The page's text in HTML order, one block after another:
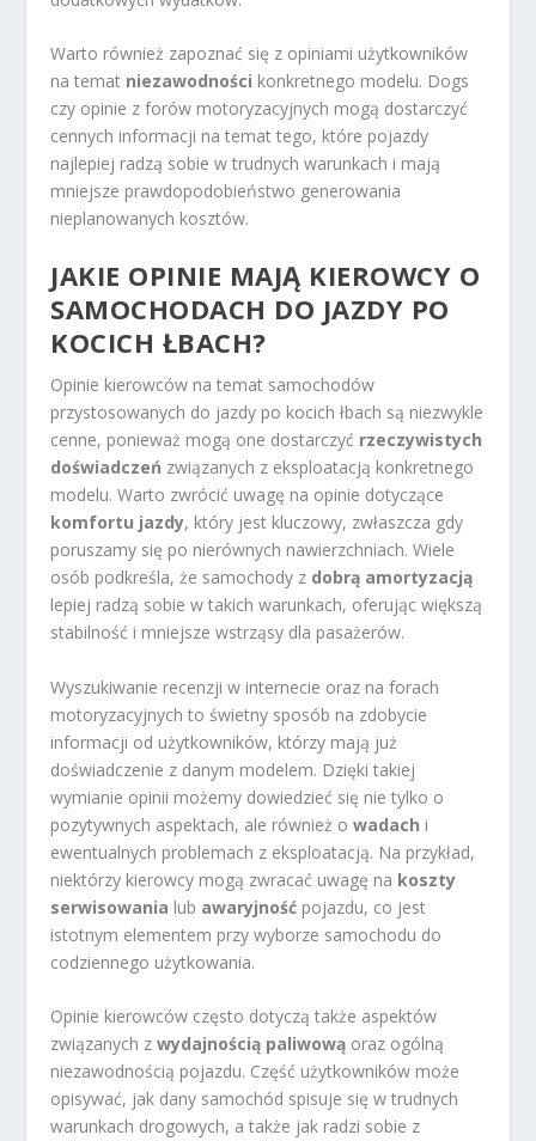
Warto również zapoznać się z opiniami użytkowników
na temat niezawodności konkretnego modelu. Dogs
czy opinie z forów motoryzacyjnych mogą dostarczyć
cennych informacji na temat tego, które pojazdy
najlepiej radzą sobie w trudnych warunkach i mają
mniejsze prawdopodobieństwo generowania
nieplanowanych kosztów.
JAKIE OPINIE MAJĄ KIEROWCY O
SAMOCHODACH DO JAZDY PO
KOCICH ŁBACH?
Opinie kierowców na temat samochodów
przystosowanych do jazdy po kocich łbach są niezwykle
cenne, ponieważ mogą one dostarczyć rzeczywistych
doświadczeń związanych z eksploatacją konkretnego
modelu. Warto zwrócić uwagę na opinie dotyczące
komfortu jazdy, który jest kluczowy, zwłaszcza gdy
poruszamy się po nierównych nawierzchniach. Wiele
osób podkreśla, że samochody z dobrą amortyzacją
lepiej radzą sobie w takich warunkach, oferując większą
stabilność i mniejsze wstrząsy dla pasażerów.
Wyszukiwanie recenzji w internecie oraz na forach
motoryzacyjnych to świetny sposób na zdobycie
informacji od użytkowników, którzy mają już
doświadczenie z danym modelem. Dzięki takiej
wymianie opinii możemy dowiedzieć się nie tylko o
pozytywnych aspektach, ale również owadach i
ewentualnych problemach z eksploatacją. Na przykład,
niektórzy kierowcy mogą zwracać uwagę na koszty
serwisowania lub awaryjność pojazdu, co jest
istotnym elementem przy wyborze samochodu do
codziennego użytkowania.
Opinie kierowców często dotyczą także aspektów
związanych zwydajnością paliwową oraz ogólną
niezawodnością pojazdu. Część użytkowników może
opisywać, jak dany samochód spisuje się w trudnych
warunkach drogowych, a także jak radzi sobie z